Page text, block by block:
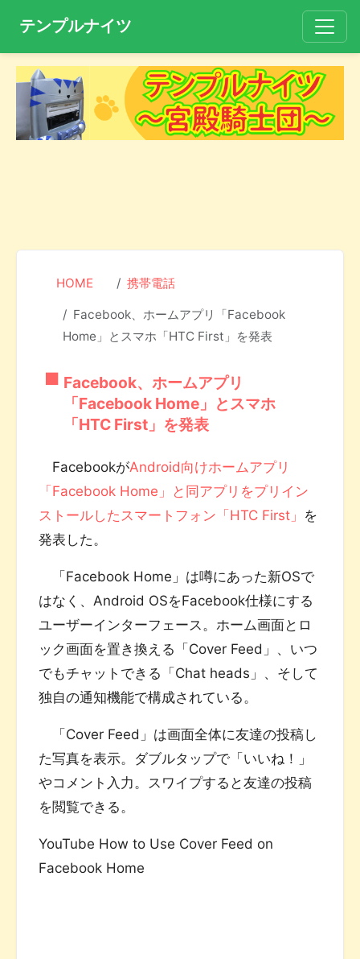
テンプルナイツ
HOME 携帯電話
Facebook、ホームアプリ「Facebook
Home」とスマホ「HTC First」を発表
Facebook、ホームアプリ
「Facebook Home」とスマホ
「HTC First」を発表
FacebookがAndroid向けホームアプリ
「Facebook Home」と同アプリをプリイン
ストールしたスマートフォン「HTC First」 を
発表した。
「Facebook Home」は噂にあった新OSで
はなく、Android OSをFacebook仕様にする
ユーザーインターフェース。ホーム画面とロ
ック画面を置き換える「Cover Feed」、いつ
でもチャットできる「Chat heads」、そして
独自の通知機能で構成されている。
「Cover Feed」は画面全体に友達の投稿し
た写真を表示。ダブルタップで「いいね！」
やコメント入力。スワイプすると友達の投稿
を閲覧できる。
YouTube How to Use Cover Feed on
Facebook Home